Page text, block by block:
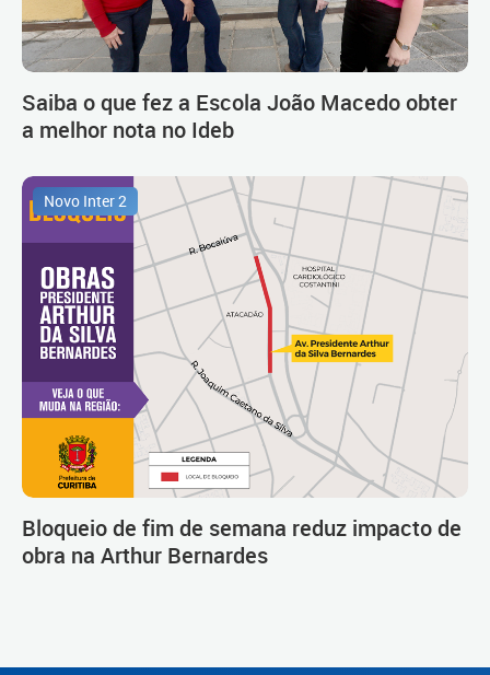
Saiba o que fez a Escola João Macedo obter
a melhor nota no Ideb
Novo Inter 2
Bloqueio de fim de semana reduz impacto de
obra na Arthur Bernardes